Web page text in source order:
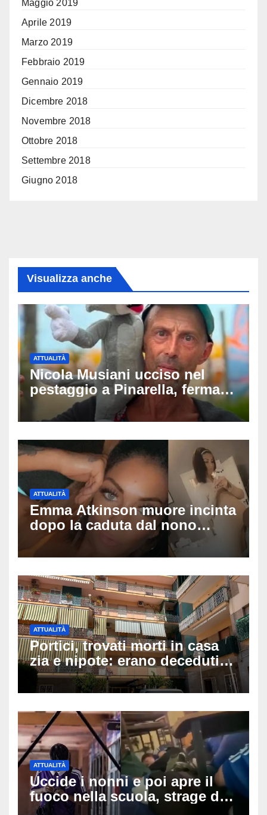
Maggio 2019
Aprile 2019
Marzo 2019
Febbraio 2019
Gennaio 2019
Dicembre 2018
Novembre 2018
Ottobre 2018
Settembre 2018
Giugno 2018
Visualizza anche
ATTUALITÀ
Nicola Musiani ucciso nel
pestaggio a Pinarella, fermati
quattro giovani: la svolta
dopo video, intercettazioni e
ATTUALITÀ
Emma Atkinson muore incinta
dopo la caduta dal nono
piano: la figlia nasce 30
minuti dopo e sta bene
ATTUALITÀ
Portici, trovati morti in casa
zia e nipote: erano deceduti
da giorni, il caldo tra le
ipotesi al vaglio
ATTUALITÀ
Uccide i nonni e poi apre il
fuoco nella scuola, strage di
insegnanti: il possibile